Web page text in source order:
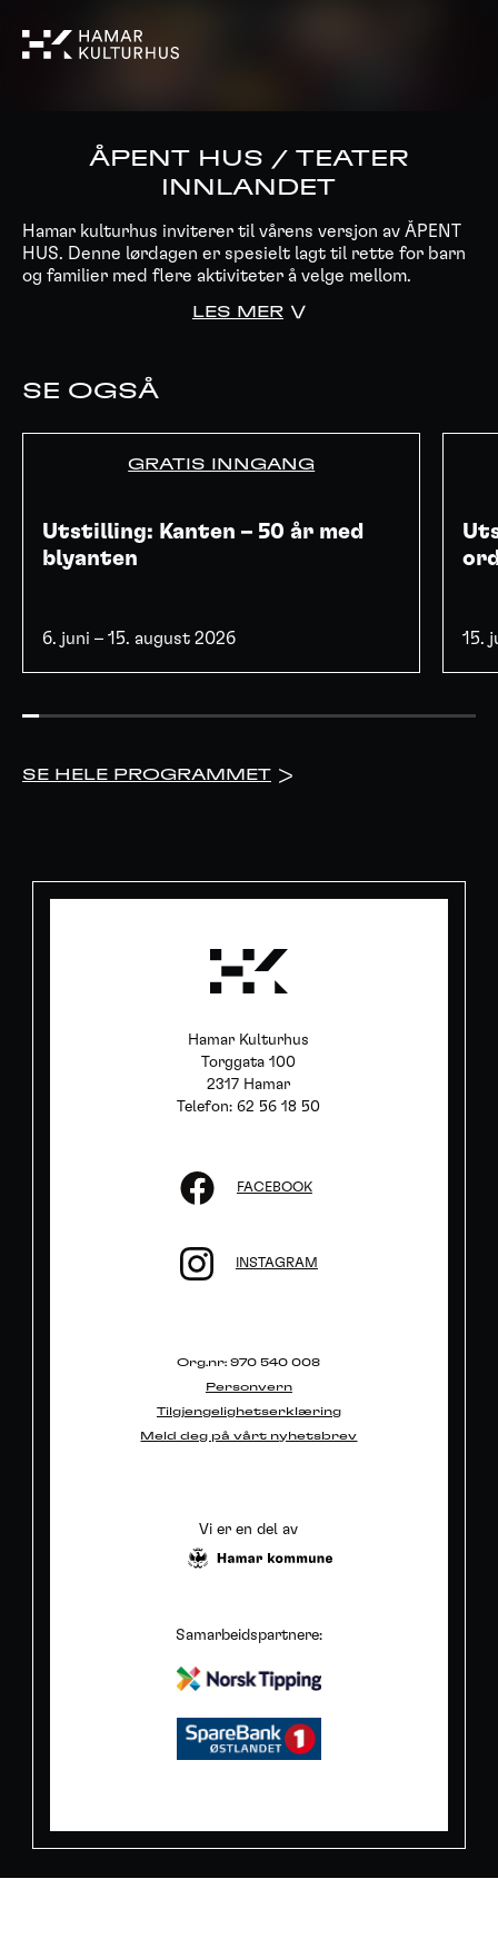
ÅPENT HUS / TEATER
INNLANDET
Hamar kulturhus inviterer til vårens versjon av ÅPENT
HUS. Denne lørdagen er spesielt lagt til rette for barn
og familier med flere aktiviteter å velge mellom.
LES MER
SE OGSÅ
GRATIS INNGANG
Utstilling: Kanten – 50 år med
blyanten
6. juni – 15. august 2026 15.
SE HELE PROGRAMMET >
Hamar Kulturhus
Torggata 100
2317 Hamar
Telefon: 62 56 18 50
FACEBOOK
INSTAGRAM
Org.nr: 970 540 008
Personvern
Tilgjengelighetserklæring
Meld deg på vårt nyhetsbrev
Vi er en del av
Samarbeidspartnere: